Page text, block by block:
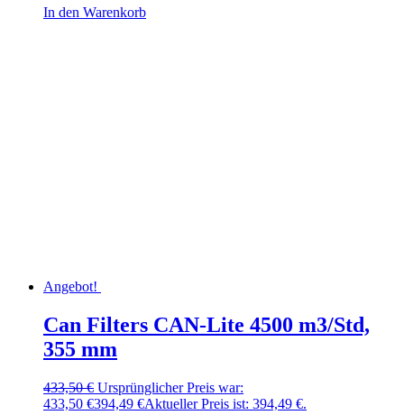
In den Warenkorb
Angebot!
Can Filters CAN-Lite 4500 m3/Std,
355 mm
433,50€ Ursprünglicher Preis war:
433,50 €394,49 €Aktueller Preis ist: 394,49 €.